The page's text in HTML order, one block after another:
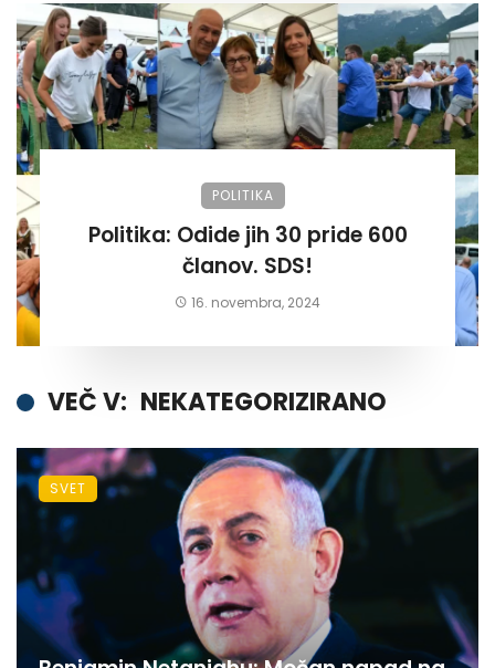
POLITIKA
Politika: Odide jih 30 pride 600
članov. SDS!
16. novembra, 2024
VEČ V: NEKATEGORIZIRANO
SVET